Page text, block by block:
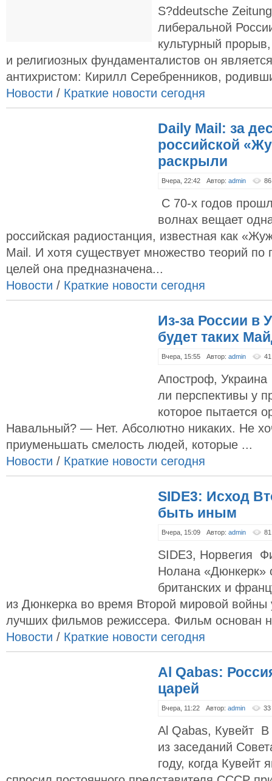
S?ddeutsche
либеральной
культурный
и религиозных фундаменталистов он
антихристом: Кирилл Серебренников,
Новости / Краткие новости сегодня
Daily Mail: за
российской
раскрыли
Вчера, 22:42 Автор: admin 86
С 70-х годов
волнах вещает
российская радиостанция, известная как
Mail. И хотя существует множество теорий по
целей она предназначена...
Новости / Краткие новости сегодня
Из-за России в
будет таких
Вчера, 15:55 Автор: admin 41
Апостроф,
ли перспективы у
которое пытается
Навальный? — Нет. Абсолютно никаких. Не
приуменьшать смелость людей, которые ...
Новости / Краткие новости сегодня
SIDE3: Исход
быть иным
Вчера, 15:09 Автор: admin 81
SIDE3, Норвегия
Нолана «Дюнкерк»
британских и
из Дюнкерка во время Второй мировой
лучших фильмов режиссера. Фильм основан
Новости / Краткие новости сегодня
Al Qabas:
царей
Вчера, 11:22 Автор: admin 33
Al Qabas, Кувейт В
из заседаний
году, когда Кувейт